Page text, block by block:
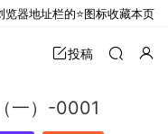
投稿
一）-0001
览器地址栏的⭐图标收藏本页